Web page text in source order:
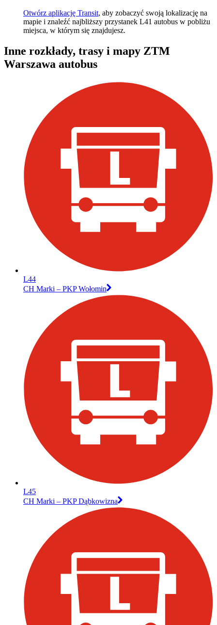
Otwórz aplikację Transit, aby zobaczyć swoją lokalizację na
mapie i znaleźć najbliższy przystanek L41 autobus w pobliżu
miejsca, w którym się znajdujesz.
Inne rozkłady, trasy i mapy ZTM
Warszawa autobus
L44
CH Marki – PKP Wołomin
L45
CH Marki – PKP Dąbkowizna